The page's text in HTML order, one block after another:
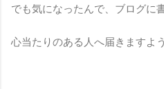
でも気になったんで、ブログに
心当たりのある人へ届きますよう